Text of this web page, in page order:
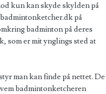
kun kan skyde skylden på
på
badminton på deres
som er mit ynglings sted at
man kan finde på nettet. De
badmintonketcheren